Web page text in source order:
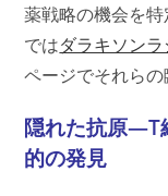
薬戦略の機会を
ではダラキソン
ページでそれらの
隠れた抗原—T
的の発見